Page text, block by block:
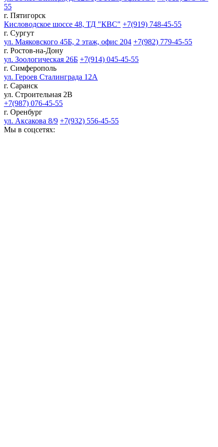
55
г. Пятигорск
Кисловодское шоссе 48, ТД "КВС" +7(919) 748-45-55
г. Сургут
ул. Маяковского 45Б, 2 этаж, офис 204 +7(982) 779-45-55
г. Ростов-на-Дону
ул. Зоологическая 26Б +7(914) 045-45-55
г. Симферополь
ул. Героев Сталинграда 12А
г. Саранск
ул. Строительная 2В
+7(987) 076-45-55
г. Оренбург
ул. Аксакова 8/9 +7(932) 556-45-55
Мы в соцсетях: